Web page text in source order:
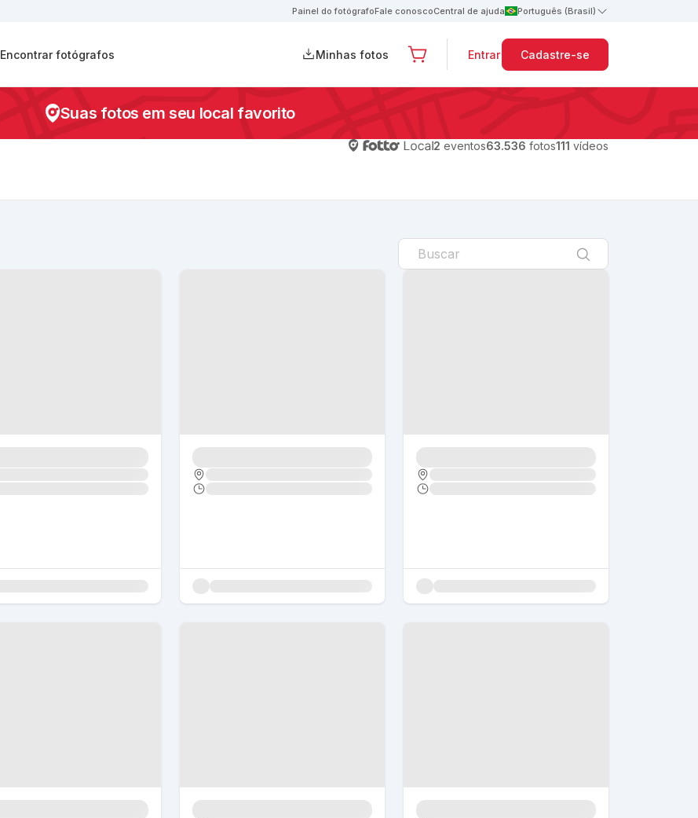
Painel do fotógrafoFale conoscoCentral de ajuda Português (Brasil)
Encontrar fotógrafos Minhas fotos Entrar Cadastre-se
Suas fotos em seu local favorito
2 eventos63.536 fotos111 vídeos